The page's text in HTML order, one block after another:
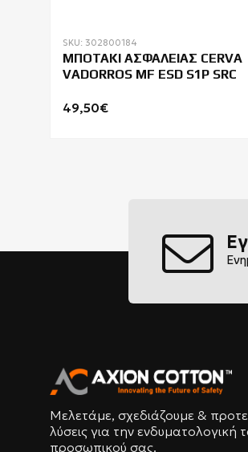
SKU: 302800184
ΜΠΟΤΑΚΙ ΑΣΦΑΛΕΙΑΣ CERVA
VADORROS MF ESD S1P SRC
49,50€
Μελετάμε, σχεδιάζουμε &
λύσεις για την ενδυματολογική
προσωπικού σας.